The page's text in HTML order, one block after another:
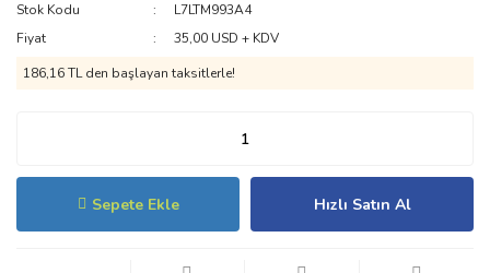
Stok Kodu
L7LTM993A4
Fiyat
35,00 USD + KDV
186,16 TL den başlayan taksitlerle!
Sepete Ekle Hızlı Satın Al